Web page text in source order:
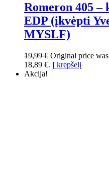
Romeron 405 –
EDP (įkvėpti
MYSLF)
19,99€ Original price
18,89 €. Į krepšelį
Akcija!